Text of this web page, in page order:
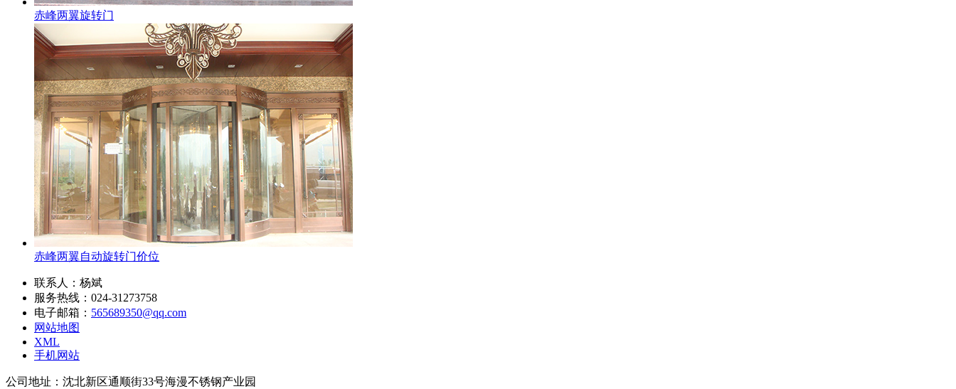
赤峰两翼旋转门
赤峰两翼自动旋转门价位
联系人：杨斌
服务热线：024-31273758
电子邮箱： 565689350@qq.com
网站地图
XML
手机网站
公司地址：沈北新区通顺街33号海漫不锈钢产业园